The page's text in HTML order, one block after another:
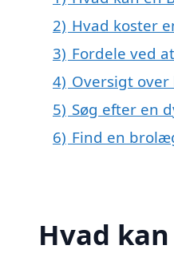
2) Hvad koster
3) Fordele ved
4) Oversigt
5) Søg efter en
6) Find en
Hvad